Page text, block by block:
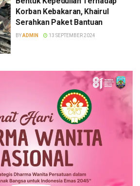
Korban Kebakaran, Khairul
Serahkan Paket Bantuan
BYADMIN 13 SEPTEMBER 2024